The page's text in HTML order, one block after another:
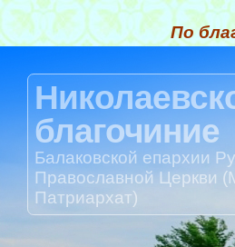
По
благочиние
Балаковской епархии
Православной Церкви
Патриархат)